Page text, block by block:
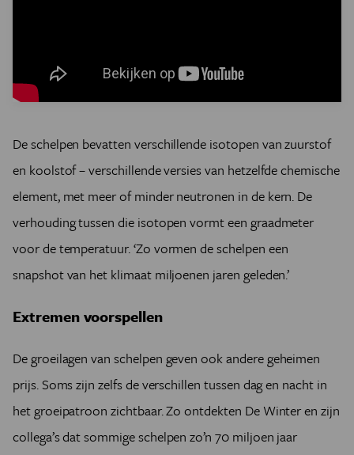
De schelpen bevatten verschillende isotopen van zuurstof
en koolstof – verschillende versies van hetzelfde chemische
element, met meer of minder neutronen in de kern. De
verhouding tussen die isotopen vormt een graadmeter
voor de temperatuur. ‘Zo vormen de schelpen een
snapshot van het klimaat miljoenen jaren geleden.’
Extremen voorspellen
De groeilagen van schelpen geven ook andere geheimen
prijs. Soms zijn zelfs de verschillen tussen dag en nacht in
het groeipatroon zichtbaar. Zo ontdekten De Winter en zijn
collega’s dat sommige schelpen zo’n 70 miljoen jaar